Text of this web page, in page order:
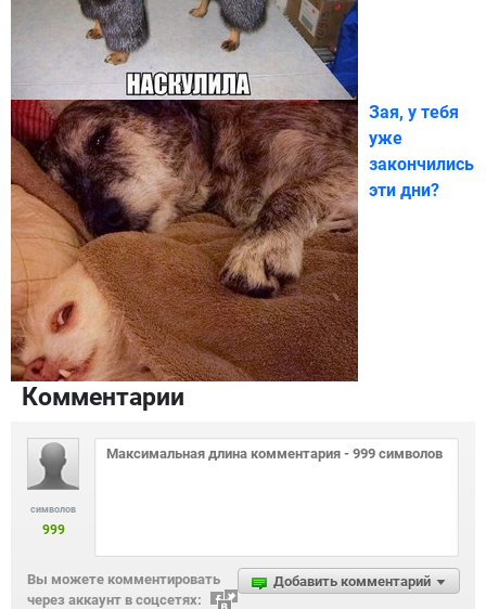
Зая, у тебя
уже
закончились
эти дни?
Комментарии
символов
999
Добавить комментарий
Вы можете комментировать
через аккаунт в соцсетях: